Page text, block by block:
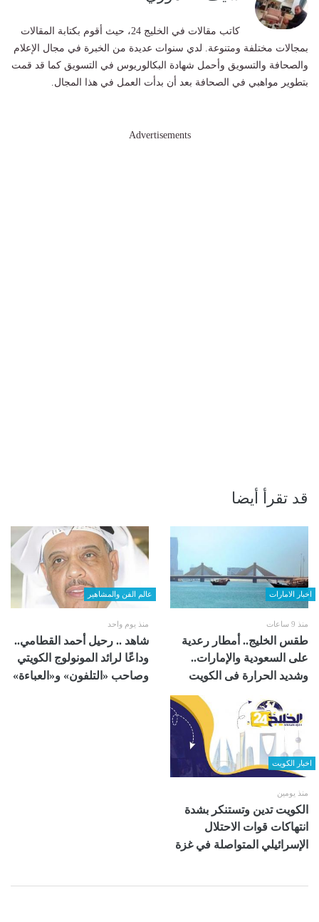
كاتب مقالات في الخليج 24، حيث أقوم بكتابة المقالات
بمجالات مختلفة ومتنوعة. لدي سنوات عديدة من الخبرة في مجال الإعلام
والصحافة والتسويق وأحمل شهادة البكالوريوس في التسويق كما قد قمت
بتطوير مواهبي في الصحافة بعد أن بدأت العمل في هذا المجال.
Advertisements
قد تقرأ أيضا
اخبار الامارات
منذ 9 ساعات
طقس الخليج.. أمطار رعدية
على السعودية والإمارات..
وشديد الحرارة فى الكويت
عالم الفن والمشاهير
منذ يوم واحد
شاهد .. رحيل أحمد القطامي..
وداعًا لرائد المونولوج الكويتي
وصاحب «التلفون» و«العباءة»
اخبار الكويت
منذ يومين
الكويت تدين وتستنكر بشدة
انتهاكات قوات الاحتلال
الإسرائيلي المتواصلة في غزة